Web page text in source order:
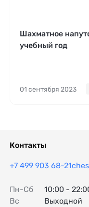
Шахматное
учебный год
01 сентября 2023
Контакты
+7 499 903 68-21
Пн-Сб
10:00 -
Вс
Выходной